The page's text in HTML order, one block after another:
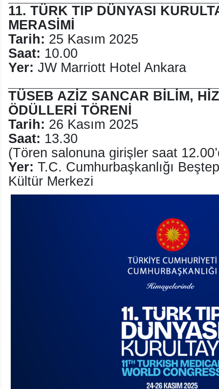
11. TÜRK TIP DÜNYASI
MERASİMİ
Tarih: 25 Kasım 2025
Saat: 10.00
Yer: JW Marriott Hotel Ankara
TÜSEB AZİZ SANCAR BİLİM,
ÖDÜLLERİ TÖRENİ
Tarih: 26 Kasım 2025
Saat: 13.30
(Tören salonuna girişler saat
Yer: T.C. Cumhurbaşkanlığı
Kültür Merkezi